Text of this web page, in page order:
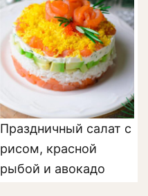
Праздничный салат с
рисом, красной
рыбой и авокадо